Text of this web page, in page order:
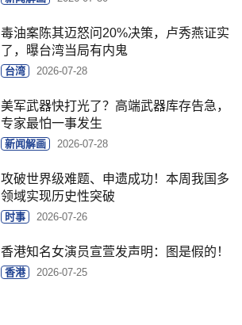
毒油案陈其迈怒问20%决策，卢秀燕证实
了，曝台湾当局有内鬼
台湾 2026-07-28
美军武器快打光了？高端武器库存告急，
专家最怕一事发生
新闻解画 2026-07-28
攻破世界级难题、申遗成功！本周我国多
领域实现历史性突破
时事 2026-07-26
香港知名女演员宣萱发声明：图是假的！
香港 2026-07-25